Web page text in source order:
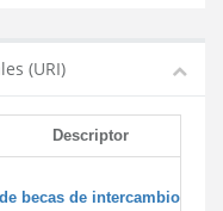
(URI)
Descriptor
becas de intercambio